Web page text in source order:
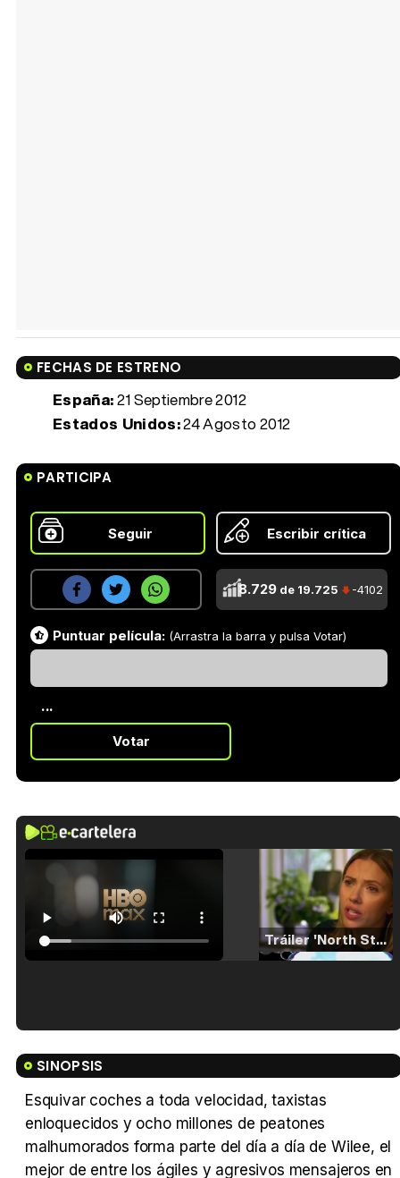
FECHAS DE ESTRENO
España:21 Septiembre 2012
Estados Unidos:24 Agosto 2012
PARTICIPA
Seguir Escribir crítica
8.729 de 19.725 -4102
Puntuar película: (Arrastra la barra y pulsa Votar)
...
Votar
Tráiler 'North Star' (2023)
Tráiler 'Vida perra' (2026)
SINOPSIS
Esquivar coches a toda velocidad, taxistas
enloquecidos y ocho millones de peatones
malhumorados forma parte del día a día de Wilee, el
mejor de entre los ágiles y agresivos mensajeros en